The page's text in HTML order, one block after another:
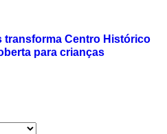
transforma Centro Histórico
para crianças